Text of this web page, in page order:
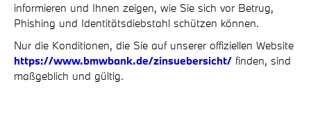
informieren und Ihnen zeigen, wie Sie sich vor Betrug,
Phishing und Identitätsdiebstahl schützen können.
Nur die Konditionen, die Sie auf unserer offiziellen Website
https://www.bmwbank.de/zinsuebersicht/ finden, sind
maßgeblich und gültig.